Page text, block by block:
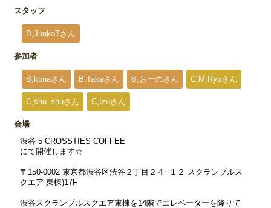
スタッフ
B,JunkoTさん
参加者
B,konaさん B,Takaさん B,おーのさん C,M.Ryoさん
C,shu_shuさん C,Izuさん
会場
渋谷 5 CROSSTIES COFFEE
にて開催します☆
〒150-0002 東京都渋谷区渋谷２丁目２４−１２ スクランブルス
クエア 東棟)17F
渋谷スクランブルスクエア東棟を14階でエレベーターを降りて